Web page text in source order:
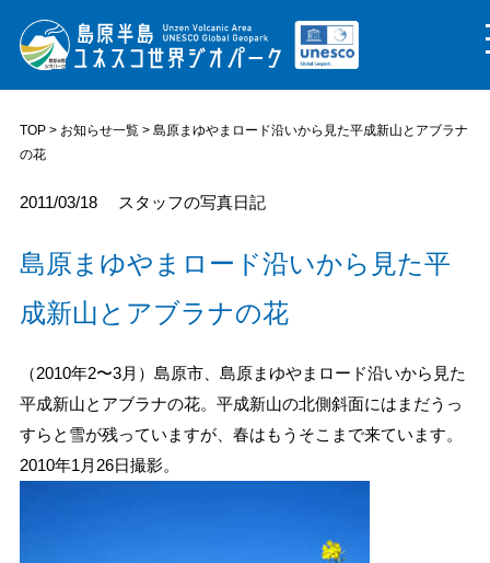
TOP> お知らせ一覧> 島原まゆやまロード沿いから見た平成新山とアブラナ
の花
2011/03/18 スタッフの写真日記
島原まゆやまロード沿いから見た平
成新山とアブラナの花
（2010年2〜3月）島原市、島原まゆやまロード沿いから見た
平成新山とアブラナの花。平成新山の北側斜面にはまだうっ
すらと雪が残っていますが、春はもうそこまで来ています。
2010年1月26日撮影。